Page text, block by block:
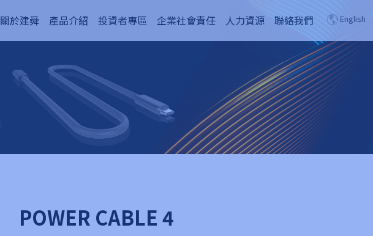
關於建舜 產品介紹 投資者專區 企業社會責任 人力資源 聯絡我們 English
POWER CABLE 4